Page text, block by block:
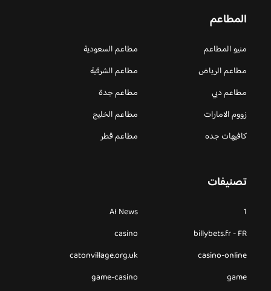
المطاعم
منيو المطاعم
مطاعم السعودية
مطاعم الرياض
مطاعم الشرقية
مطاعم دبي
مطاعم جدة
زووم الامارات
مطاعم الخليج
كافيهات جده
مطاعم قطر
تصنيفات
1
AI News
billybets.fr - FR
casino
casino-online
catonvillage.org.uk
game
game-casino